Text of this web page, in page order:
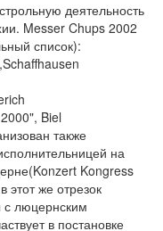
деятельность
Messer Chups 2002
список):
Biel
также
на
Kongress
этот же отрезок
с люцернским
в постановке